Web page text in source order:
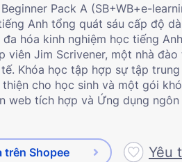
Pack A (SB+WB+e-
Anh tổng quát sáu cấp độ
hóa kinh nghiệm học tiếng
viên Jim Scrivener, một nhà
Khóa học tập hợp sự tập
cho học sinh và một gói
web tích hợp và Ứng dụng
trên Shopee Yêu